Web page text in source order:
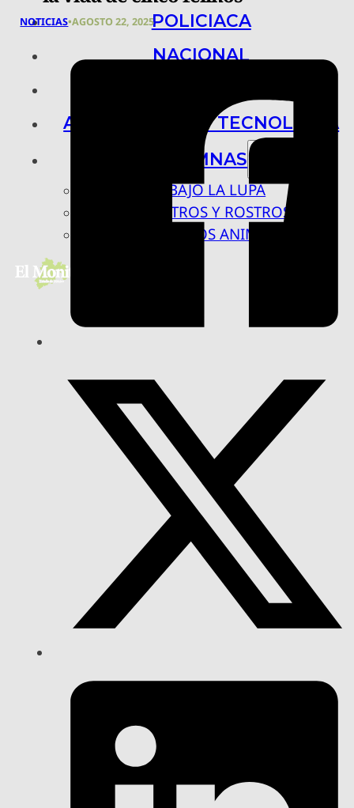
POLICIACA
NACIONAL
ARTE, CIENCIA Y TECNOLOGÍA
COLUMNAS
BAJO LA LUPA
RASTROS Y ROSTROS
VÍNCULOS ANIMALES
NOTICIAS•AGOSTO 22, 2025